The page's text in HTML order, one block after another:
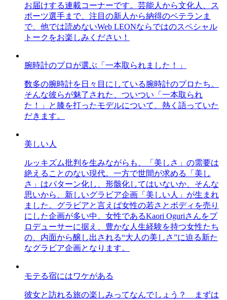
お届けする連載コーナーです。芸能人から文化人、ス
ポーツ選手まで、注目の新人から納得のベテランま
で、他では読めないWeb LEONならではのスペシャル
トークをお楽しみください！
腕時計のプロが選ぶ「一本取られました！」
数多の腕時計を日々目にしている腕時計のプロたち。
そんな彼らが魅了された、ついつい「一本取られ
た！」と膝を打ったモデルについて、熱く語っていた
だきます。
美しい人
ルッキズム批判を生みながらも、「美しさ」の需要は
絶えることのない現代。一方で世間が求める「美し
さ」はパターン化し、形骸化してはいないか、そんな
思いから、新しいグラビア企画「美しい人」が生まれ
ました。グラビアと言えば女性の若さとボディを売り
にした企画が多い中、女性であるKaori Oguriさんをプ
ロデューサーに据え、豊かな人生経験を持つ女性たち
の、内面から醸し出される“大人の美しさ”に迫る新た
なグラビア企画となります。
モテる宿にはワケがある
彼女と訪れる旅の楽しみってなんでしょう？ まずは